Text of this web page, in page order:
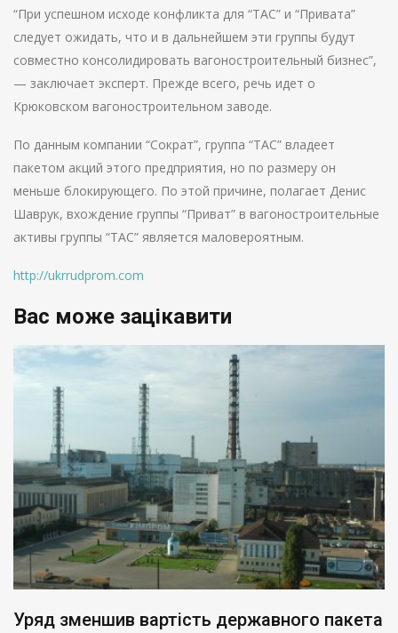
“При успешном исходе конфликта для “ТАС” и “Привата”
следует ожидать, что и в дальнейшем эти группы будут
совместно консолидировать вагоностроительный бизнес”,
— заключает эксперт. Прежде всего, речь идет о
Крюковском вагоностроительном заводе.
По данным компании “Сократ”, группа “ТАС” владеет
пакетом акций этого предприятия, но по размеру он
меньше блокирующего. По этой причине, полагает Денис
Шаврук, вхождение группы “Приват” в вагоностроительные
активы группы “ТАС” является маловероятным.
http://ukrrudprom.com
Вас може зацікавити
Уряд зменшив вартість державного пакета